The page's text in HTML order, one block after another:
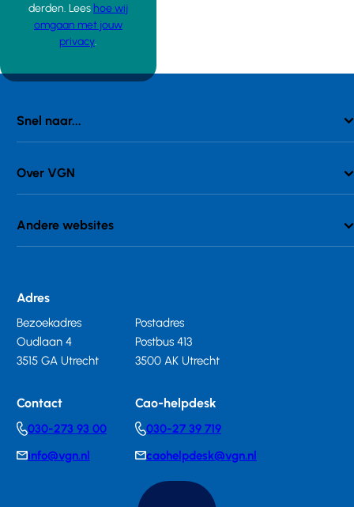
derden. Lees hoe wij
omgaan met jouw
privacy.
Snel naar...
Over VGN
Andere websites
Adres
Bezoekadres
Oudlaan 4
3515 GA Utrecht
Postadres
Postbus 413
3500 AK Utrecht
Contact
Telephonenumber
030-273 93 00
E-info@vgn.nl
Cao-helpdesk
Telephonenumber
030-27 39 719
E-
mail
caohelpdesk@vgn.nl